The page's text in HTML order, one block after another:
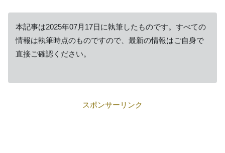
本記事は2025年07月17日に執筆したものです。すべての
情報は執筆時点のものですので、最新の情報はご自身で
直接ご確認ください。
スポンサーリンク